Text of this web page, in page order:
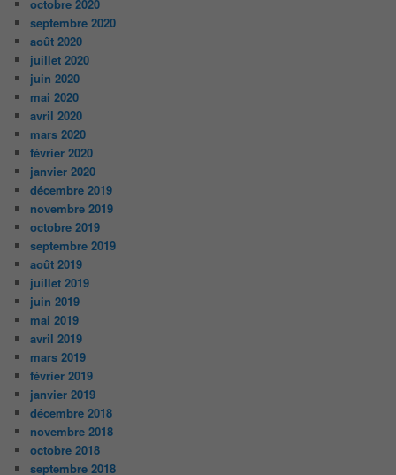
octobre 2020
septembre 2020
août 2020
juillet 2020
juin 2020
mai 2020
avril 2020
mars 2020
février 2020
janvier 2020
décembre 2019
novembre 2019
octobre 2019
septembre 2019
août 2019
juillet 2019
juin 2019
mai 2019
avril 2019
mars 2019
février 2019
janvier 2019
décembre 2018
novembre 2018
octobre 2018
septembre 2018